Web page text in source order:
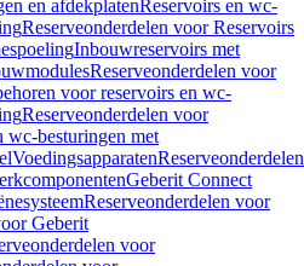
en afdekplatenReservoirs en wc-
Reserveonderdelen voor Reservoirs
Inbouwreservoirs met
Reserveonderdelen voor
voor reservoirs en wc-
Reserveonderdelen voor
wc-besturingen met
VoedingsapparatenReserveonderdelen
Geberit Connect
Reserveonderdelen voor
Geberit
voor